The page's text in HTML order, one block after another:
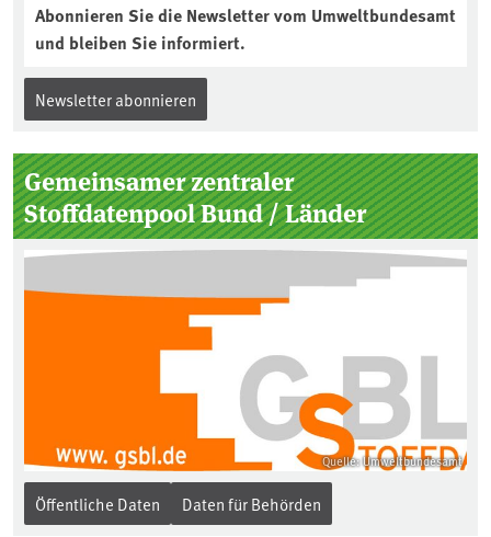
Abonnieren Sie die Newsletter vom Umweltbundesamt
und bleiben Sie informiert.
Newsletter abonnieren
Gemeinsamer zentraler
Stoffdatenpool Bund / Länder
Quelle: Umweltbundesamt
Öffentliche Daten Daten für Behörden